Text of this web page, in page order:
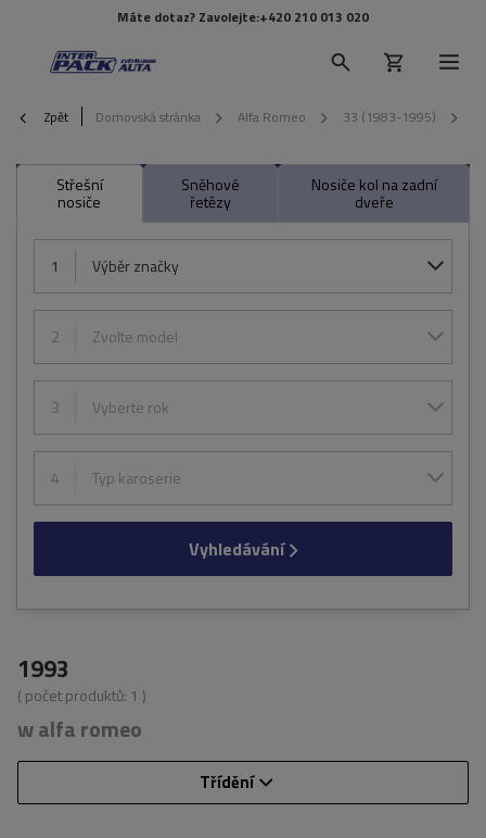
Máte dotaz? Zavolejte:+420 210 013 020
Zpět Domovská stránka Alfa Romeo 33 (1983-1995)
Střešní
nosiče
Sněhové
řetězy
Nosiče kol na zadní
dveře
1 Výběr značky
2 Zvolte model
3 Vyberte rok
4 Typ karoserie
Vyhledávání
1993
( počet produktů: 1 )
w alfa romeo
Třídění